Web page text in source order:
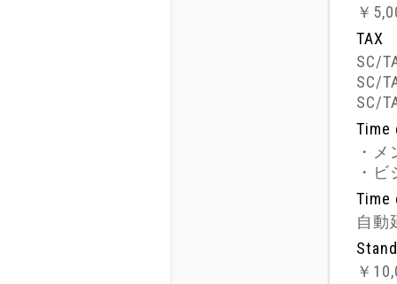
￥
TAX
SC/
SC/
SC/
Time
・
・
Time
自動
￥